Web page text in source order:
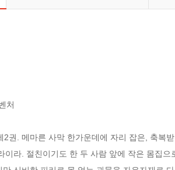
처
권. 메마른 사막 한가운데에 자리 잡은, 축복
이라. 절친이기도 한 두 사람 앞에 작은 몸집